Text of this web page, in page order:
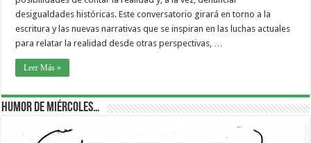
desigualdades históricas. Este conversatorio girará en torno a la
escritura y las nuevas narrativas que se inspiran en las luchas actuales
para relatar la realidad desde otras perspectivas, …
Leer Más »
Humor de Miércoles…